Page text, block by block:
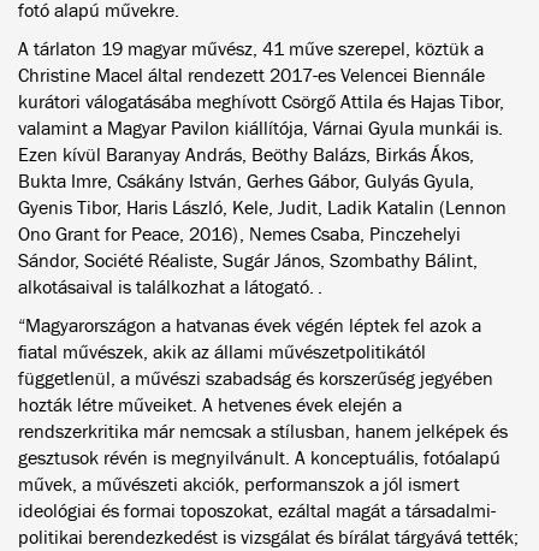
fotó alapú művekre.
A tárlaton 19 magyar művész, 41 műve szerepel, köztük a
Christine Macel által rendezett 2017-es Velencei Biennále
kurátori válogatásába meghívott Csörgő Attila és Hajas Tibor,
valamint a Magyar Pavilon kiállítója, Várnai Gyula munkái is.
Ezen kívül Baranyay András, Beöthy Balázs, Birkás Ákos,
Bukta Imre, Csákány István, Gerhes Gábor, Gulyás Gyula,
Gyenis Tibor, Haris László, Kele, Judit, Ladik Katalin (Lennon
Ono Grant for Peace, 2016), Nemes Csaba, Pinczehelyi
Sándor, Société Réaliste, Sugár János, Szombathy Bálint,
alkotásaival is találkozhat a látogató. .
“Magyarországon a hatvanas évek végén léptek fel azok a
fiatal művészek, akik az állami művészetpolitikától
függetlenül, a művészi szabadság és korszerűség jegyében
hozták létre műveiket. A hetvenes évek elején a
rendszerkritika már nemcsak a stílusban, hanem jelképek és
gesztusok révén is megnyilvánult. A konceptuális, fotóalapú
művek, a művészeti akciók, performanszok a jól ismert
ideológiai és formai toposzokat, ezáltal magát a társadalmi-
politikai berendezkedést is vizsgálat és bírálat tárgyává tették;